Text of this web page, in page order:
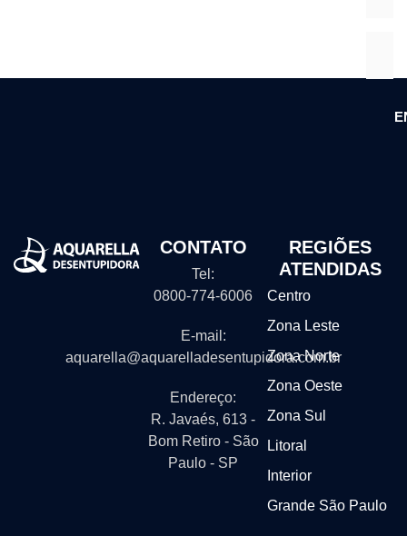
CONTATO
Tel:
0800-774-6006
E-mail:
aquarella@aquarelladesentupidora.com.br
Endereço:
R. Javaés, 613 -
Bom Retiro - São
Paulo - SP
REGIÕES
ATENDIDAS
Centro
Zona Leste
Zona Norte
Zona Oeste
Zona Sul
Litoral
Interior
Grande São Paulo